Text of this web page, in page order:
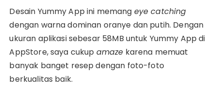
Desain Yummy App ini memang eye catching
dengan warna dominan oranye dan putih. Dengan
ukuran aplikasi sebesar 58MB untuk Yummy App di
AppStore, saya cukup amaze karena memuat
banyak banget resep dengan foto-foto
berkualitas baik.